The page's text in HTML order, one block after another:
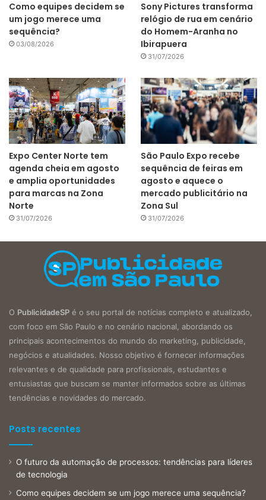
Como equipes decidem se
um jogo merece uma
sequência?
03/08/2026
Sony Pictures transforma
relógio de rua em cenário
do Homem-Aranha no
Ibirapuera
31/07/2026
Expo Center Norte tem
agenda cheia em agosto
e amplia oportunidades
para marcas na Zona
Norte
31/07/2026
São Paulo Expo recebe
sequência de feiras em
agosto e aquece o
mercado publicitário na
Zona Sul
31/07/2026
O PublicidadeSP é o seu portal de notícias completo e atualizado,
com foco em São Paulo e no cenário nacional, abordando os
principais acontecimentos do mundo do marketing, publicidade,
negócios e atualidades. Nosso objetivo é fornecer informações
relevantes e de qualidade para profissionais, estudantes e
entusiastas que buscam se manter informados sobre as últimas
tendências e novidades do mercado.
Posts recentes
O futuro da automação de processos: tendências para líderes
de tecnologia
Como equipes decidem se um jogo merece uma sequência?